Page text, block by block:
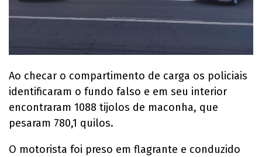
Ao checar o compartimento de carga os policiais
identificaram o fundo falso e em seu interior
encontraram 1088 tijolos de maconha, que
pesaram 780,1 quilos.
O motorista foi preso em flagrante e conduzido